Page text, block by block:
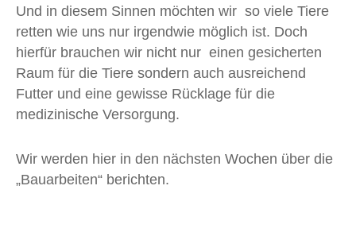
Und in diesem Sinnen möchten wir so viele Tiere
retten wie uns nur irgendwie möglich ist. Doch
hierfür brauchen wir nicht nur einen gesicherten
Raum für die Tiere sondern auch ausreichend
Futter und eine gewisse Rücklage für die
medizinische Versorgung.
Wir werden hier in den nächsten Wochen über die
„Bauarbeiten“ berichten.